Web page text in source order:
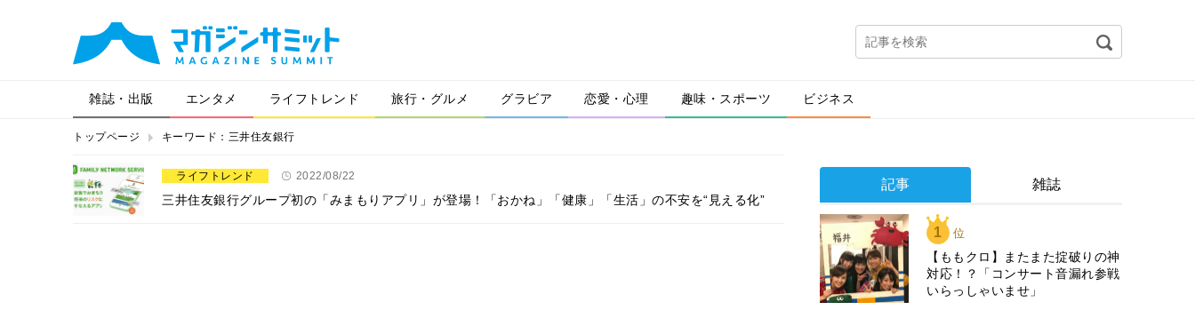
雑誌・出版 エンタメ ライフトレンド 旅行・グルメ グラビア 恋愛・心理 趣味・スポーツ ビジネス
トップページ キーワード：三井住友銀行
ライフトレンド 2022/08/22
三井住友銀行グループ初の「みまもりアプリ」が登場！「おかね」「健康」「生活」の不安を“見える化”
記事 雑誌
1 位
【ももクロ】またまた掟破りの神
対応！？「コンサート音漏れ参戦
いらっしゃいませ」